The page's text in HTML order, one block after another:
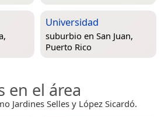
Universidad
suburbio en San Juan,
Puerto Rico
en el área
Jardines Selles y López Sicardó.